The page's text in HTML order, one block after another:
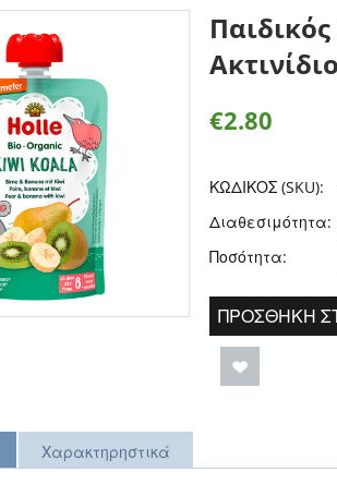
€2.80
ΚΩΔΙΚΟΣ (SKU):
Διαθεσιμότητα:
Ποσότητα:
ΠΡΟΣΘΉΚΗ
Χαρακτηρηστικά